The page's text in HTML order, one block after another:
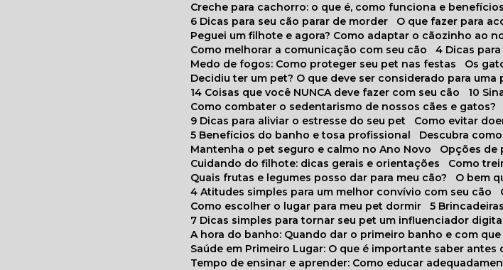
Creche para cachorro: o que é, como funciona e benefícios
6 Dicas para seu cão parar de morder
O que fazer para
Peguei um filhote e agora? Como adaptar o cãozinho ao
Como melhorar a comunicação com seu cão
4 Dicas
Medo de fogos: Como proteger seu pet nas festas
Os
Decidiu ter um pet? O que deve ser considerado para
14 Coisas que você NUNCA deve fazer com seu cão
10
Como combater o sedentarismo de nossos cães e gatos?
9 Dicas para aliviar o estresse do seu pet
Como evitar
5 Benefícios do banho e tosa profissional
Descubra
Mantenha o pet seguro e calmo no Ano Novo
Opções
Cuidando do filhote: dicas gerais e orientações
Como
Quais frutas e legumes posso dar para meu cão?
O
4 Atitudes simples para um melhor convívio com seu cão
Como escolher o lugar para meu pet dormir
5
7 Dicas simples para tornar seu pet um influenciador
A hora do banho: Quando dar o primeiro banho e com
Saúde em Primeiro Lugar: O que é importante saber
Tempo de ensinar e aprender: Como educar